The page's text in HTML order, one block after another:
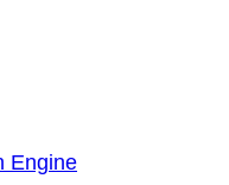
Engine